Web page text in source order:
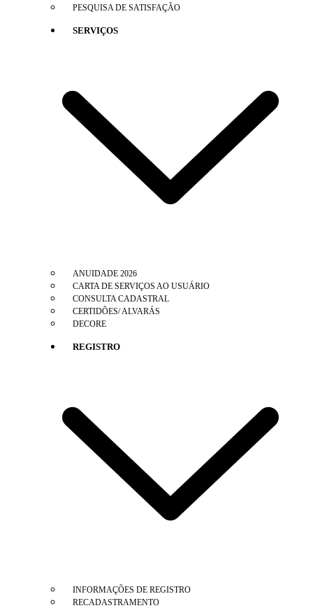
PESQUISA DE SATISFAÇÃO
SERVIÇOS
ANUIDADE 2026
CARTA DE SERVIÇOS AO USUÁRIO
CONSULTA CADASTRAL
CERTIDÕES/ ALVARÁS
DECORE
REGISTRO
INFORMAÇÕES DE REGISTRO
RECADASTRAMENTO